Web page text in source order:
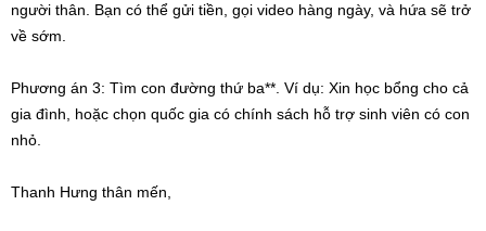
người thân. Bạn có thể gửi tiền, gọi video hàng ngày, và hứa sẽ trở
về sớm.
Phương án 3: Tìm con đường thứ ba**. Ví dụ: Xin học bổng cho cả
gia đình, hoặc chọn quốc gia có chính sách hỗ trợ sinh viên có con
nhỏ.
Thanh Hưng thân mến,